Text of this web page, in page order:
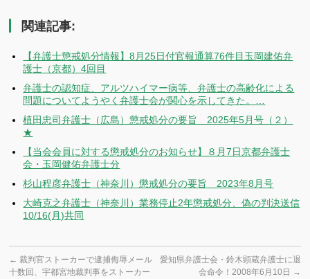
関連記事:
【弁護士懲戒処分情報】8月25日付官報通算76件目玉岡建佑弁
護士（京都）4回目
弁護士の認知症、アルツハイマー病等、弁護士の高齢化による
問題についてようやく弁護士会が関心を示してきた。…
植田忠司弁護士（広島）懲戒処分の要旨 2025年5月号（２）
★
【当会会員に対する懲戒処分のお知らせ】８月7日京都弁護士
会・玉岡健佑弁護士分
杉山程彦弁護士（神奈川）懲戒処分の要旨 2023年8月号
大崎克之弁護士（神奈川）業務停止2年懲戒処分、偽の判決送信
10/16(月)共同
← 裁判官ストーカーで逮捕侮辱メール
十数回、宇都宮地裁判事をストーカー
愛知県弁護士会・鈴木顕蔵弁護士に退
会命令！2008年6月10日 →